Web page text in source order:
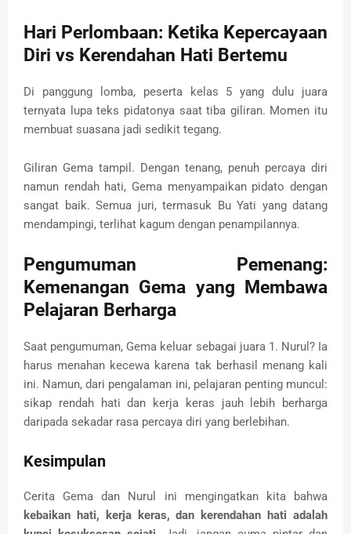
Hari Perlombaan: Ketika Kepercayaan
Diri vs Kerendahan Hati Bertemu
Di panggung lomba, peserta kelas 5 yang dulu juara
ternyata lupa teks pidatonya saat tiba giliran. Momen itu
membuat suasana jadi sedikit tegang.
Giliran Gema tampil. Dengan tenang, penuh percaya diri
namun rendah hati, Gema menyampaikan pidato dengan
sangat baik. Semua juri, termasuk Bu Yati yang datang
mendampingi, terlihat kagum dengan penampilannya.
Pengumuman Pemenang:
Kemenangan Gema yang Membawa
Pelajaran Berharga
Saat pengumuman, Gema keluar sebagai juara 1. Nurul? Ia
harus menahan kecewa karena tak berhasil menang kali
ini. Namun, dari pengalaman ini, pelajaran penting muncul:
sikap rendah hati dan kerja keras jauh lebih berharga
daripada sekadar rasa percaya diri yang berlebihan.
Kesimpulan
Cerita Gema dan Nurul ini mengingatkan kita bahwa
kebaikan hati, kerja keras, dan kerendahan hati adalah